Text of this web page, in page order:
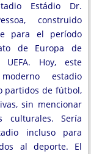
Estádio Dr.
construido
para el período
de Europa de
Hoy, este
estadio
partidos de fútbol,
sin mencionar
culturales. Sería
incluso para
al deporte. El